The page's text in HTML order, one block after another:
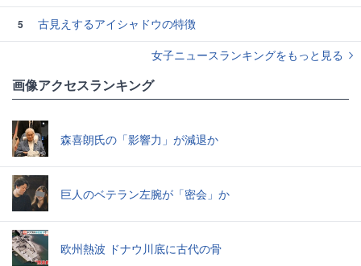
5
古見えするアイシャドウの特徴
女子ニュースランキングをもっと見る
画像アクセスランキング
森喜朗氏の「影響力」が減退か
巨人のベテラン左腕が「密会」か
欧州熱波 ドナウ川底に古代の骨